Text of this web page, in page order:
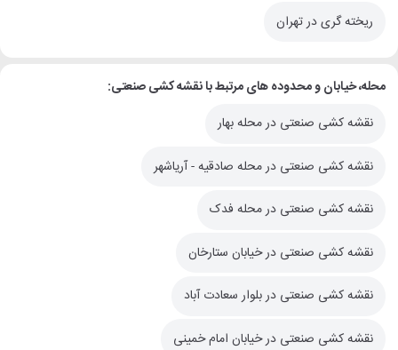
ریخته گری در تهران
محله، خیابان و محدوده های مرتبط با نقشه کشی صنعتی:
نقشه کشی صنعتی در محله بهار
نقشه کشی صنعتی در محله صادقيه - آرياشهر
نقشه کشی صنعتی در محله فدک
نقشه کشی صنعتی در خیابان ستارخان
نقشه کشی صنعتی در بلوار سعادت آباد
نقشه کشی صنعتی در خیابان امام خمینی